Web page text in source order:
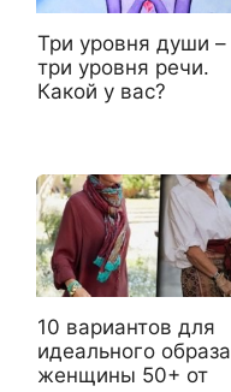
Три уровня души –
три уровня речи.
Какой у вас?
10 вариантов для
идеального образа
женщины 50+ от